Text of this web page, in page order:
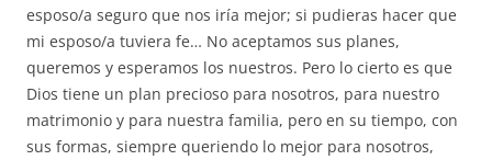
esposo/a seguro que nos iría mejor; si pudieras hacer que
mi esposo/a tuviera fe… No aceptamos sus planes,
queremos y esperamos los nuestros. Pero lo cierto es que
Dios tiene un plan precioso para nosotros, para nuestro
matrimonio y para nuestra familia, pero en su tiempo, con
sus formas, siempre queriendo lo mejor para nosotros,